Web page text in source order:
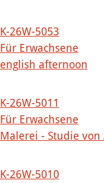
K-26W-5053
Für Erwachsene
english afternoon
K-26W-5011
Für Erwachsene
Malerei - Studie
K-26W-5010